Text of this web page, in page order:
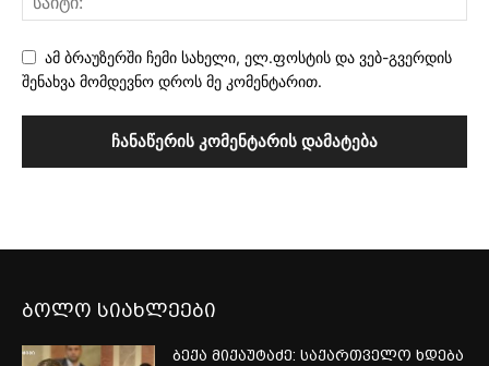
ამ ბრაუზერში ჩემი სახელი, ელ.ფოსტის და ვებ-გვერდის
შენახვა მომდევნო დროს მე კომენტარით.
ბოლო სიახლეები
ბექა მიქაუტაძე: საქართველო ხდება